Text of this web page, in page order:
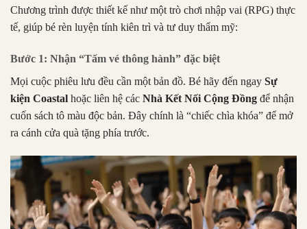
Chương trình được thiết kế như một trò chơi nhập vai (RPG) thực
tế, giúp bé rèn luyện tính kiên trì và tư duy thẩm mỹ:
Bước 1: Nhận “Tấm vé thông hành” đặc biệt
Mọi cuộc phiêu lưu đều cần một bản đồ. Bé hãy đến ngay Sự
kiện Coastal hoặc liên hệ các Nhà Kết Nối Cộng Đồng để nhận
cuốn sách tô màu độc bản. Đây chính là “chiếc chìa khóa” để mở
ra cánh cửa quà tặng phía trước.